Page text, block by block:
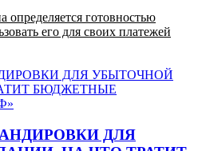
определяется готовностью
его для своих платежей
ДЛЯ